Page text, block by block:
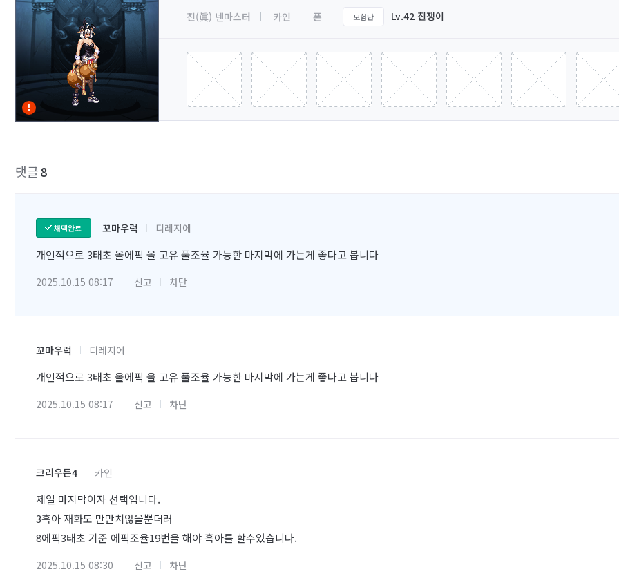
진(眞) 넨마스터 카인 폰 모험단 Lv.42 진쟁이
댓글8
채택완료 꼬마우럭 디레지에
개인적으로 3태초 올에픽 올 고유 풀조율 가능한 마지막에 가는게 좋다고 봅니다
2025.10.15 08:17 신고 차단
꼬마우럭 디레지에
개인적으로 3태초 올에픽 올 고유 풀조율 가능한 마지막에 가는게 좋다고 봅니다
2025.10.15 08:17 신고 차단
크리우든4 카인
제일 마지막이자 선택입니다.
3흑아 재화도 만만치않을뿐더러
8에픽3태초 기준 에픽조율19번을 해야 흑아를 할수있습니다.
2025.10.15 08:30 신고 차단